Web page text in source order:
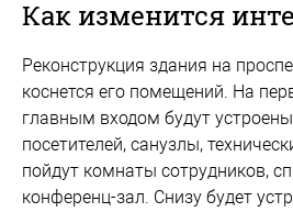
Как изменится
Реконструкция здания на
коснется его помещений. На
главным входом будут
посетителей, санузлы,
пойдут комнаты сотрудников,
конференц-зал. Снизу будет